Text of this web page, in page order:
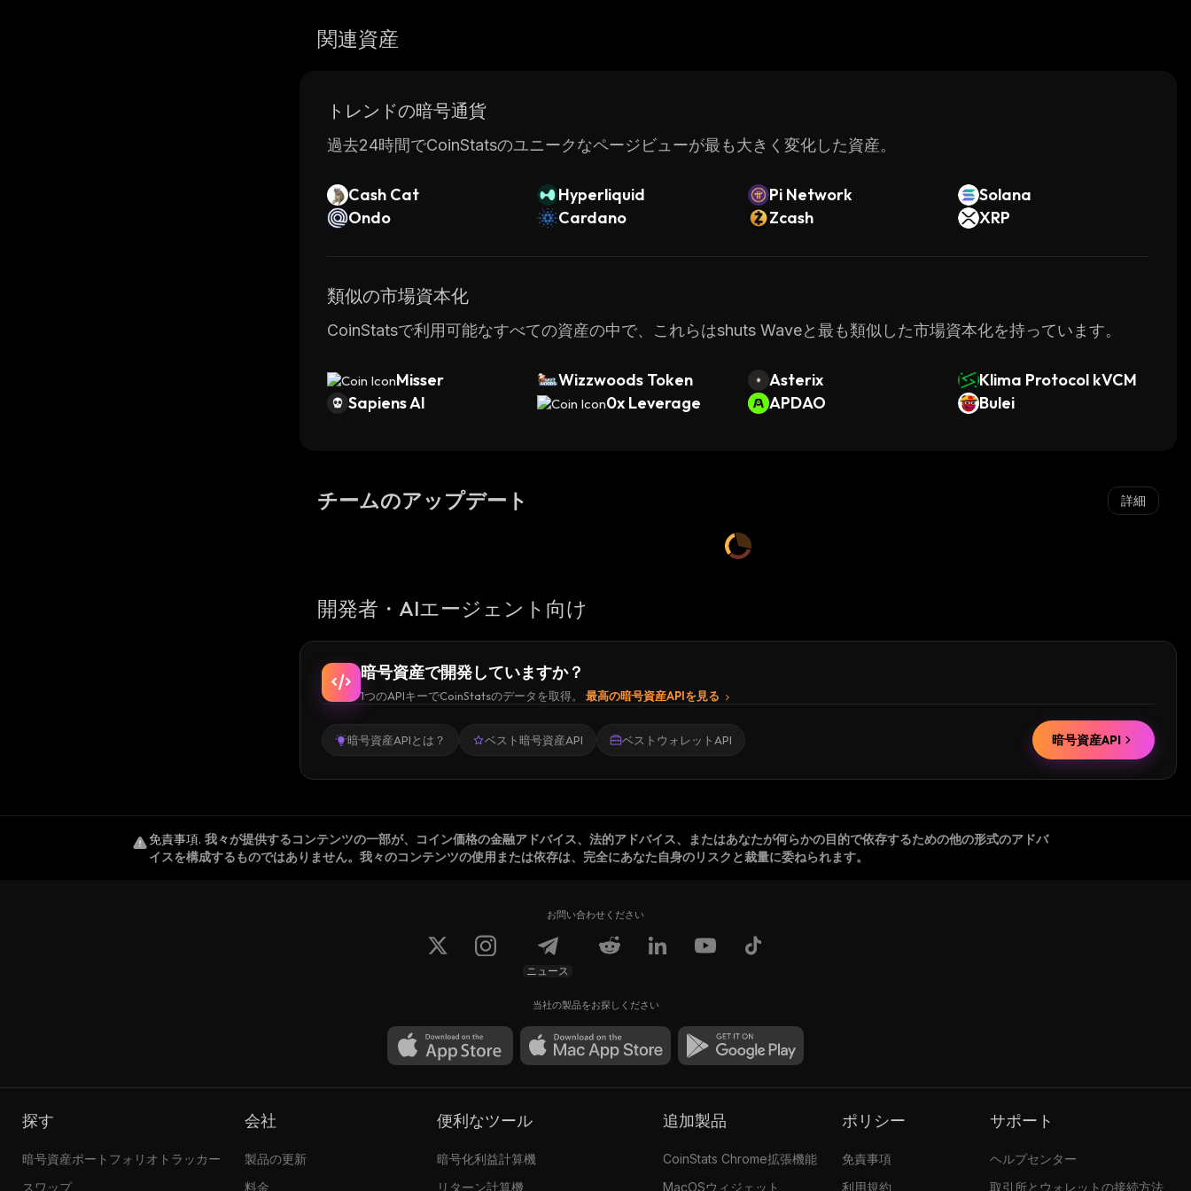
関連資産
トレンドの暗号通貨
過去24時間でCoinStatsのユニークなページビューが最も大きく変化した資産。
Cash Cat Hyperliquid Pi Network
Solana
Ondo
Cardano Zcash XRP
類似の市場資本化
CoinStatsで利用可能なすべての資産の中で、これらはshuts Waveと最も類似した市場資本化を持っています。
Misser Wizzwoods Token Asterix
Klima Protocol kVCM
Sapiens AI
0x Leverage APDAO Bulei
チームのアップデート 詳細
開発者・AIエージェント向け
暗号資産で開発していますか？
1つのAPIキーでCoinStatsのデータを取得。 最高の暗号資産APIを見る
暗号資産APIとは？ ベスト暗号資産API ベストウォレットAPI 暗号資産API
免責事項. 我々が提供するコンテンツの一部が、コイン価格の金融アドバイス、法的アドバイス、またはあなたが何らかの目的で依存するための他の形式のアドバ
イスを構成するものではありません。我々のコンテンツの使用または依存は、完全にあなた自身のリスクと裁量に委ねられます。
お問い合わせください
ニュース
当社の製品をお探しください
探す
暗号資産ポートフォリオトラッカー
スワップ
会社
製品の更新
料金
便利なツール
暗号化利益計算機
リターン計算機
追加製品
CoinStats Chrome拡張機能
MacOSウィジェット
ポリシー
免責事項
利用規約
サポート
ヘルプセンター
取引所とウォレットの接続方法